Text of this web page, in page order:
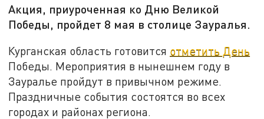
Акция, приуроченная ко Дню Великой
Победы, пройдет 8 мая в столице Зауралья.
Курганская область готовится отметить День
Победы. Мероприятия в нынешнем году в
Зауралье пройдут в привычном режиме.
Праздничные события состоятся во всех
городах и районах региона.